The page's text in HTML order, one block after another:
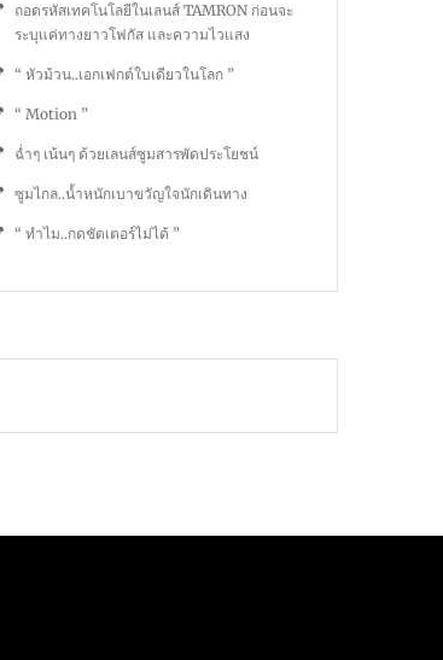
ถอดรหัสเทคโนโลยีในเลนส์ TAMRON ก่อนจะ
ระบุแค่ทางยาวโฟกัส และความไวแสง
“ หัวม้วน..เอกเฟกต์ใบเดียวในโลก ”
“ Motion ”
ฉ่ำๆ เน้นๆ ด้วยเลนส์ซูมสารพัดประโยชน์
ซูมไกล..น้ำหนักเบาขวัญใจนักเดินทาง
“ ทำไม..กดชัตเตอร์ไม่ได้ ”